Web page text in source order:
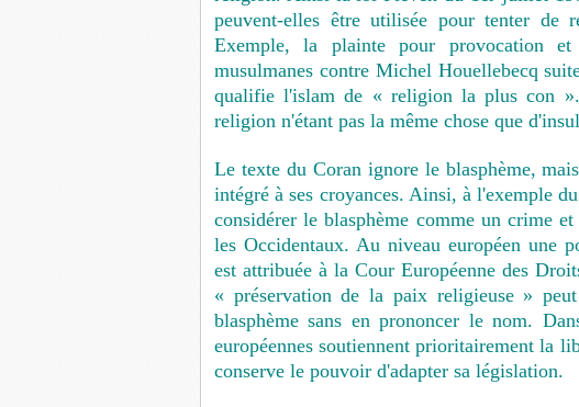
peuvent-elles être utilisée pour tenter de
Exemple, la plainte pour provocation et
musulmanes contre Michel Houellebecq
qualifie l'islam de « religion la plus con
religion n'étant pas la même chose que
Le texte du Coran ignore le blasphème,
intégré à ses croyances. Ainsi, à l'exemple
considérer le blasphème comme un crime
les Occidentaux. Au niveau européen
est attribuée à la Cour Européenne des
« préservation de la paix religieuse »
blasphème sans en prononcer le nom.
européennes soutiennent prioritairement la
conserve le pouvoir d'adapter sa législation.